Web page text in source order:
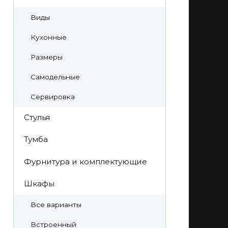
Виды
Кухонные
Размеры
Самодельные
Сервировка
Стулья
Тумба
Фурнитура и комплектующие
Шкафы
Все варианты
Встроенный